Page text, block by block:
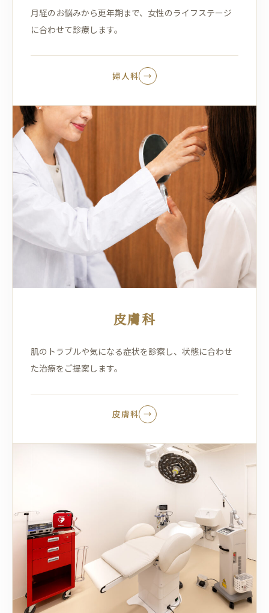
月経のお悩みから更年期まで、女性のライフステージ
に合わせて診療します。
婦人科 →
皮膚科
肌のトラブルや気になる症状を診察し、状態に合わせ
た治療をご提案します。
皮膚科 →